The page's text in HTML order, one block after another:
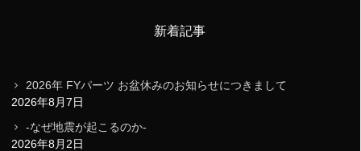
新着記事
2026年 FYパーツ お盆休みのお知らせにつきまして
2026年8月7日
-なぜ地震が起こるのか-
2026年8月2日